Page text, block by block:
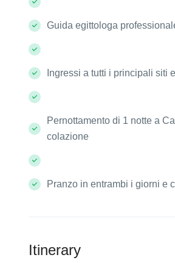
Guida egittologa
Ingressi a tutti i principali siti
Pernottamento di 1 notte a
colazione
Pranzo in entrambi i giorni e
Itinerary